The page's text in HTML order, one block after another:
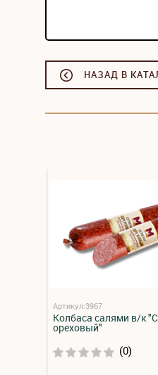
НАЗАД В
Артикул:3967
Колбаса салями в/к
ореховый"
(0)